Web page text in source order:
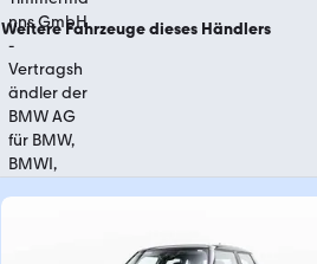
Weitere Fahrzeuge dieses Händlers